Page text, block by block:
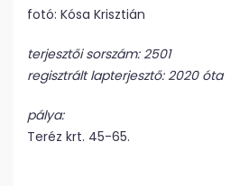
fotó: Kósa Krisztián
terjesztői sor­szám­:­ 2501
regisztrált lap­ter­jesz­­­tő: 2020 óta
pálya:
Teréz krt. 45-65.